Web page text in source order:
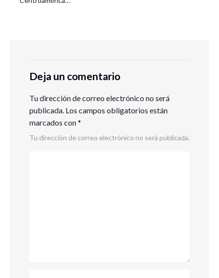
Deja un comentario
Tu dirección de correo electrónico no será
publicada. Los campos obligatorios están
marcados con*
Tu dirección de correo electrónico no será publicada.